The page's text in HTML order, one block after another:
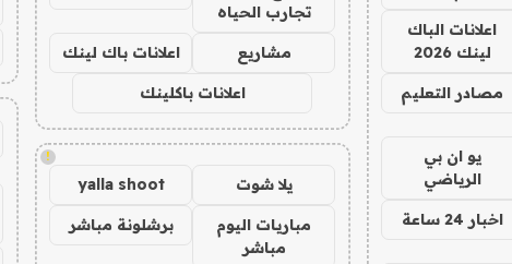
اعلانات الباك
لينك 2026
مصادر التعليم
يو ان بي
الرياضي
اخبار 24 ساعة
تجارب الحياه
مشاريع اعلانات باك لينك
اعلانات باكلينك
!
يلا شوت yalla shoot
مباريات اليوم
مباشر
برشلونة مباشر